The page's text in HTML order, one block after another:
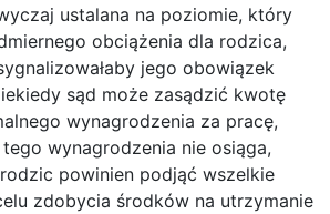
ustalana na poziomie, który
obciążenia dla rodzica,
jego obowiązek
sąd może zasądzić kwotę
wynagrodzenia za pracę,
wynagrodzenia nie osiąga,
powinien podjąć wszelkie
zdobycia środków na utrzymanie